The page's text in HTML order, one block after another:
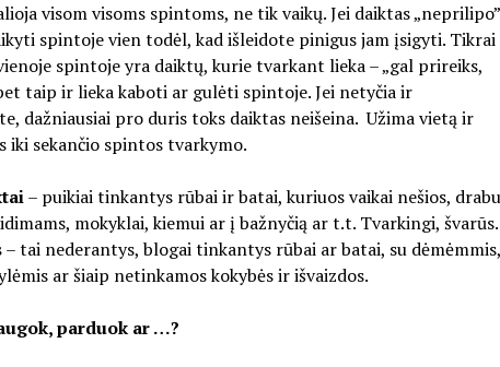
visom visoms spintoms, ne tik vaikų. Jei daiktas
spintoje vien todėl, kad išleidote pinigus jam įsigyti. Tikrai
spintoje yra daiktų, kurie tvarkant lieka – „gal prireiks,
taip ir lieka kaboti ar gulėti spintoje. Jei netyčia ir
dažniausiai pro duris toks daiktas neišeina. Užima vietą ir
iki sekančio spintos tvarkymo.
– puikiai tinkantys rūbai ir batai, kuriuos vaikai nešios,
mokyklai, kiemui ar į bažnyčią ar t.t. Tvarkingi, švarūs.
– tai nederantys, blogai tinkantys rūbai ar batai, su dėmėmmis,
ar šiaip netinkamos kokybės ir išvaizdos.
parduok ar …?